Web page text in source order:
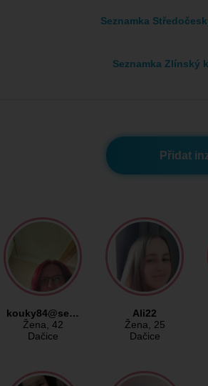
Seznamka
Seznamka Zlínský
Přidat
kouky84@se…
Žena, 42
Dačice
Ali22
Žena, 25
Dačice